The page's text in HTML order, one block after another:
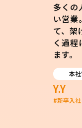
多くの
い営業
て、架
く過程
ます。
本
Y.Y
#新卒入社